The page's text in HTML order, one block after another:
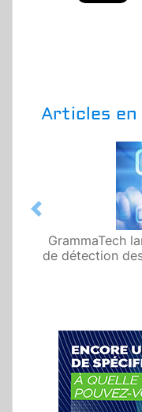
Articles
GrammaTech
de détection
Previous